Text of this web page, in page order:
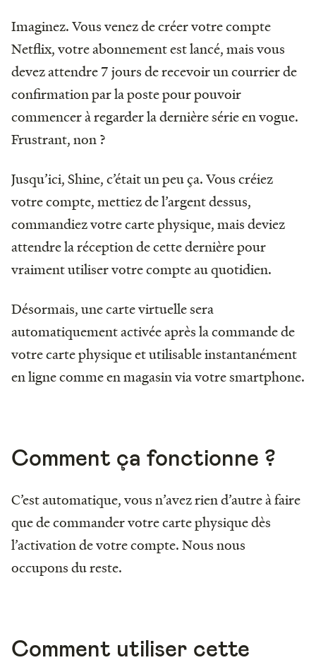
Imaginez. Vous venez de créer votre compte
Netflix, votre abonnement est lancé, mais vous
devez attendre 7 jours de recevoir un courrier de
confirmation par la poste pour pouvoir
commencer à regarder la dernière série en vogue.
Frustrant, non ?
Jusqu’ici, Shine, c’était un peu ça. Vous créiez
votre compte, mettiez de l’argent dessus,
commandiez votre carte physique, mais deviez
attendre la réception de cette dernière pour
vraiment utiliser votre compte au quotidien.
Désormais, une carte virtuelle sera
automatiquement activée après la commande de
votre carte physique et utilisable instantanément
en ligne comme en magasin via votre smartphone.
Comment ça fonctionne ?
C’est automatique, vous n’avez rien d’autre à faire
que de commander votre carte physique dès
l’activation de votre compte. Nous nous
occupons du reste.
Comment utiliser cette